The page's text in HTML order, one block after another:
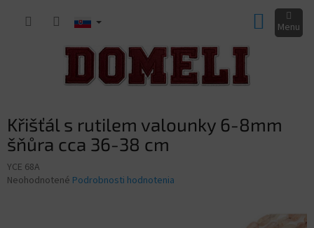
KOŠÍK
Křišťál s rutilem valounky 6-8mm
šňůra cca 36-38 cm
YCE 68A
Priemerné
Neohodnotené Podrobnosti hodnotenia